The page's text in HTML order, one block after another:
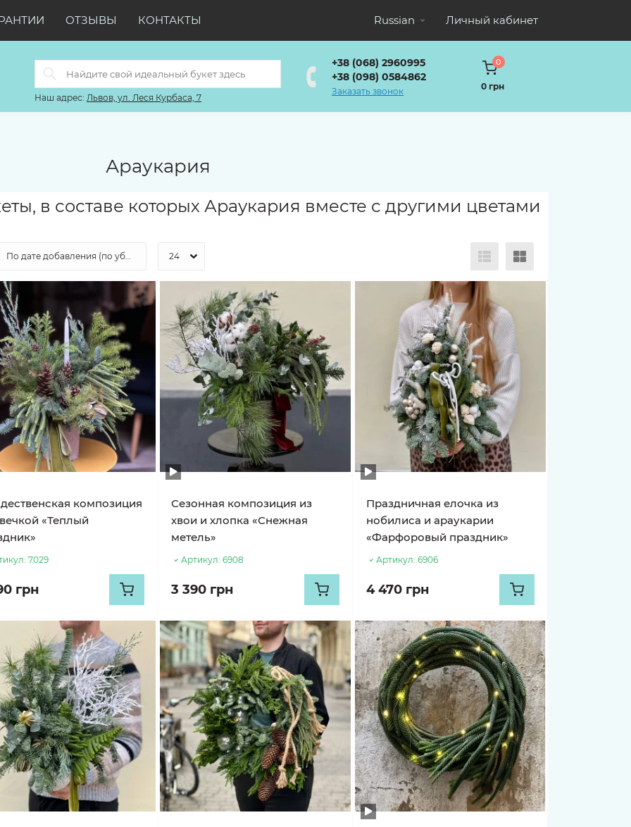
ОТЗЫВЫ КОНТАКТЫ Russian Личный кабинет
Наш адрес: Львов, ул. Леся Курбаса, 7
+38 (068) 2960995
+38 (098) 0584862
Заказать звонок
0
0 грн
Араукария
в составе которых Араукария вместе с другими цветами
композиция
«Теплый
7029
грн
Сезонная композиция из
хвои и хлопка «Снежная
метель»
Артикул: 6908
3 390 грн
Праздничная елочка из
нобилиса и араукарии
«Фарфоровый праздник»
Артикул: 6906
4 470 грн